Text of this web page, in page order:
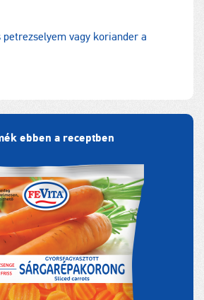
vagy koriander a
ebben a receptben